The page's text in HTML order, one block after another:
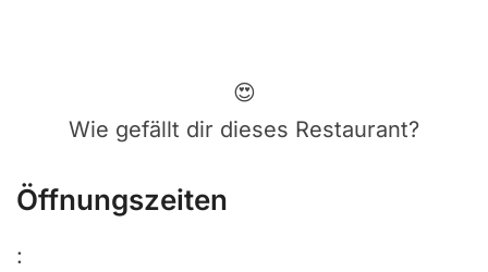
😍
Wie gefällt dir dieses Restaurant?
Öffnungszeiten
: